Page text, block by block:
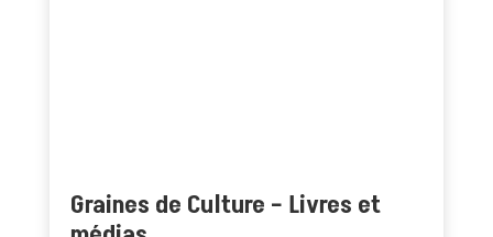
Graines de Culture – Livres et